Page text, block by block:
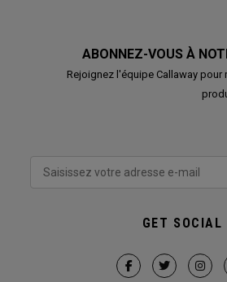
ABONNEZ-VOUS À
Rejoignez l'équipe Callaway pour
GET SOCIAL